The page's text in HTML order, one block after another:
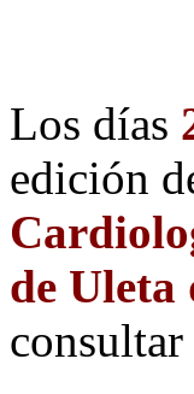
Los días
edición
de Uleta